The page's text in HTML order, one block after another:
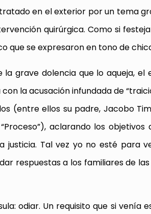
en el exterior por un tema
quirúrgica. Como si
que se expresaron en tono de
grave dolencia que lo aqueja, el
la acusación infundada de
(entre ellos su padre, Jacobo
aclarando los objetivos
justicia. Tal vez yo no esté para
respuestas a los familiares de
odiar. Un requisito que si venía